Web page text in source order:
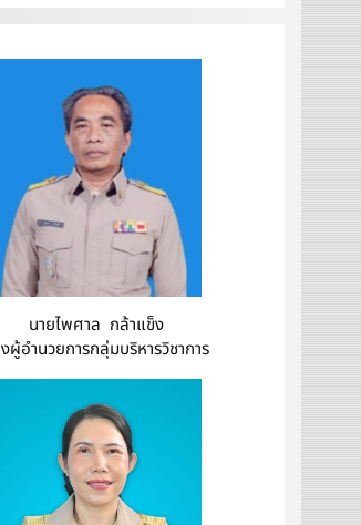
นายไพศาล กล้าแข็ง
ผู้อำนวยการกลุ่มบริหารวิชาการ